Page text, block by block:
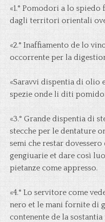
«1.° Pomodori a lo
dagli territori orientali
«2.° Inaffiamento de lo
occorrente per la
«Saravvi dispentia di olio
spezie onde li diti
«3.° Grande dispentia di
stecche per le dentature
semi che restar
gengiuarie et dare così
pietanze come appresso.
«4.° Lo servitore come
nero et le mani fornite di
contenente de la